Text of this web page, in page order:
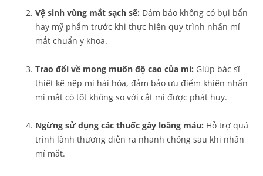
Vệ sinh vùng mắt sạch sẽ: Đảm bảo không có bụi bẩn
hay mỹ phẩm trước khi thực hiện quy trình nhấn mí
mắt chuẩn y khoa.
Trao đổi về mong muốn độ cao của mí: Giúp bác sĩ
thiết kế nếp mí hài hòa, đảm bảo ưu điểm khiến nhấn
mí mắt có tốt không so với cắt mí được phát huy.
Ngừng sử dụng các thuốc gây loãng máu: Hỗ trợ quá
trình lành thương diễn ra nhanh chóng sau khi nhấn
mí mắt.